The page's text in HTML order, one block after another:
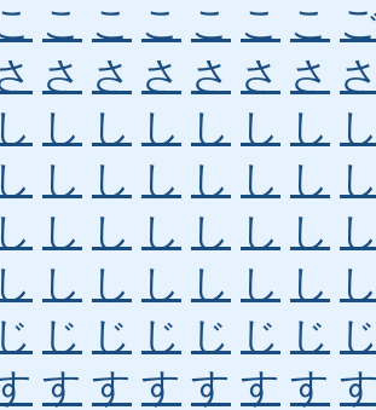
こ こ こ こ こ こ
さ さ さ さ さ さ
し し し し し し し
し し し し し し し
し し し し し し し
し し し し し し し
じ じ じ じ じ じ じ
す す す す す す